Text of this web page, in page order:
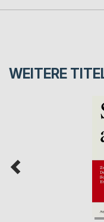
WEITERE